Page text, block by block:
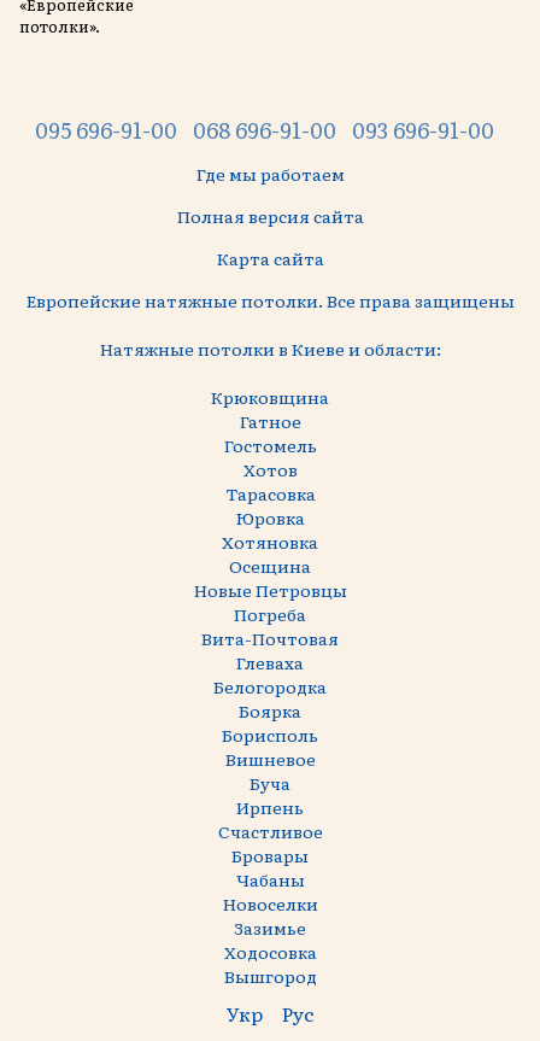
потолки».
095 696-91-00 068 696-91-00 093 696-91-00
Где мы работаем
Полная версия сайта
Карта сайта
Европейские натяжные потолки. Все права защищены
Натяжные потолки в Киеве и области:
Крюковщина
Гатное
Гостомель
Хотов
Тарасовка
Юровка
Хотяновка
Осещина
Новые Петровцы
Погреба
Вита-Почтовая
Глеваха
Белогородка
Боярка
Борисполь
Вишневое
Буча
Ирпень
Счастливое
Бровары
Чабаны
Новоселки
Зазимье
Ходосовка
Вышгород
Укр Рус